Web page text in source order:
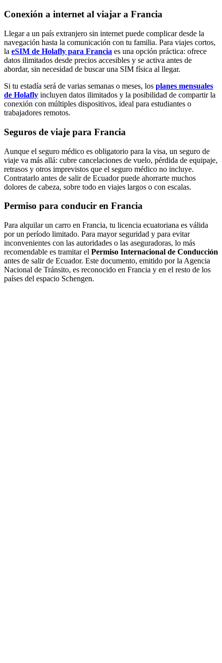
Conexión a internet al viajar a Francia
Llegar a un país extranjero sin internet puede complicar desde la
navegación hasta la comunicación con tu familia. Para viajes cortos,
la eSIM de Holafly para Francia es una opción práctica: ofrece
datos ilimitados desde precios accesibles y se activa antes de
abordar, sin necesidad de buscar una SIM física al llegar.
Si tu estadía será de varias semanas o meses, los planes mensuales
de Holafly incluyen datos ilimitados y la posibilidad de compartir la
conexión con múltiples dispositivos, ideal para estudiantes o
trabajadores remotos.
Seguros de viaje para Francia
Aunque el seguro médico es obligatorio para la visa, un seguro de
viaje va más allá: cubre cancelaciones de vuelo, pérdida de equipaje,
retrasos y otros imprevistos que el seguro médico no incluye.
Contratarlo antes de salir de Ecuador puede ahorrarte muchos
dolores de cabeza, sobre todo en viajes largos o con escalas.
Permiso para conducir en Francia
Para alquilar un carro en Francia, tu licencia ecuatoriana es válida
por un período limitado. Para mayor seguridad y para evitar
inconvenientes con las autoridades o las aseguradoras, lo más
recomendable es tramitar el Permiso Internacional de Conducción
antes de salir de Ecuador. Este documento, emitido por la Agencia
Nacional de Tránsito, es reconocido en Francia y en el resto de los
países del espacio Schengen.